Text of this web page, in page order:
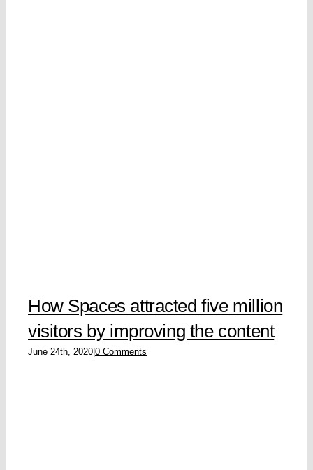
How Spaces attracted five million
visitors by improving the content
June 24th, 2020| 0 Comments